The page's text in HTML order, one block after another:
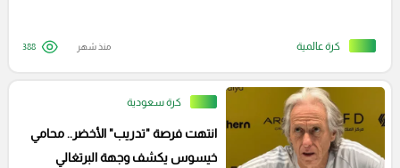
كرة عالمية منذ شهر 388
كرة سعودية
انتهت فرصة "تدريب" الأخضر.. محامي
خيسوس يكشف وجهة البرتغالي